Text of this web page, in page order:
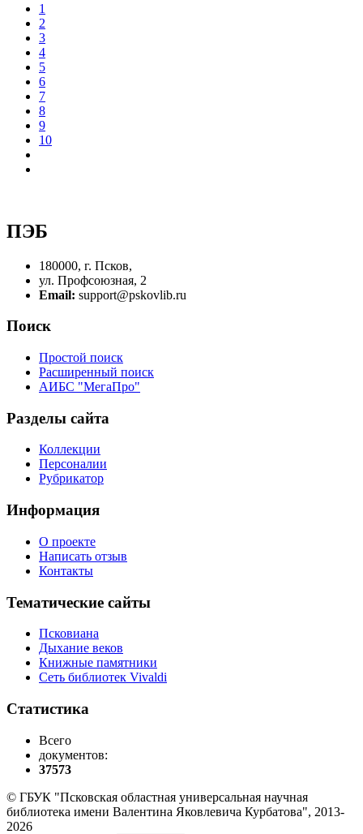
1
2
3
4
5
6
7
8
9
10
ПЭБ
180000, г. Псков,
ул. Профсоюзная, 2
Email: support@pskovlib.ru
Поиск
Простой поиск
Расширенный поиск
АИБС "МегаПро"
Разделы сайта
Коллекции
Персоналии
Рубрикатор
Информация
О проекте
Написать отзыв
Контакты
Тематические сайты
Псковиана
Дыхание веков
Книжные памятники
Сеть библиотек Vivaldi
Статистика
Всего
документов:
37573
© ГБУК "Псковская областная универсальная научная
библиотека имени Валентина Яковлевича Курбатова", 2013-
2026